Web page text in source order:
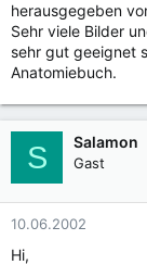
herausgegeben
Sehr viele Bilder
sehr gut geeignet
Anatomiebuch.
S Salamon
Gast
10.06.2002
Hi,